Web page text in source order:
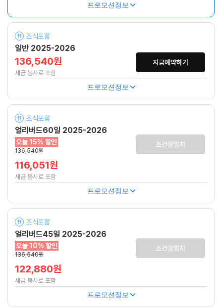
프로모션정보
일반 2025-2026
조식포함
136,540원
세금 봉사료 포함
지금예약하기
프로모션정보
얼리버드60일 2025-2026
조식포함
오늘 15% 할인
136,540원
116,051원
세금 봉사료 포함
조건불일치
프로모션정보
얼리버드45일 2025-2026
조식포함
오늘 10% 할인
136,540원
122,880원
세금 봉사료 포함
조건불일치
프로모션정보